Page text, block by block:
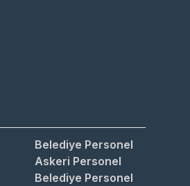
Belediye Personel
Askeri Personel
Belediye Personel